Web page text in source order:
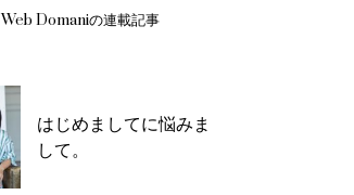
Web Domaniの連載記事
はじめましてに悩みま
して。